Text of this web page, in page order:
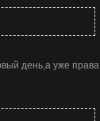
день,а уже права